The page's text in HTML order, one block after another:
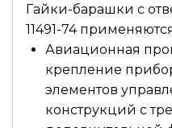
Гайки-барашки с
11491-74
Авиационная
крепление
элементов
конструкций с